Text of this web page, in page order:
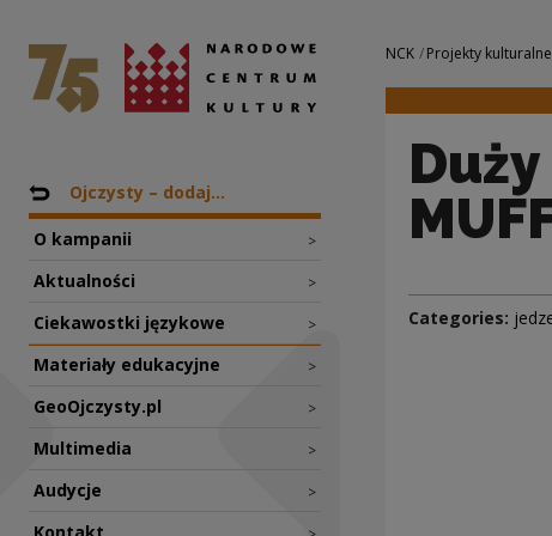
Duży MUFFIN i
National Centre for Culture Poland
Nawigacja
Back to: Projekty
Ojczysty – dodaj...
O kampanii >
Aktualności >
Ciekawostki językowe >
Materiały edukacyjne >
GeoOjczysty.pl >
Multimedia >
Audycje >
Navigation
NCK Projekty
Duży
Categories: